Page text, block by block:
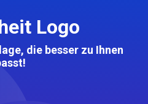
Logo
die besser zu Ihnen